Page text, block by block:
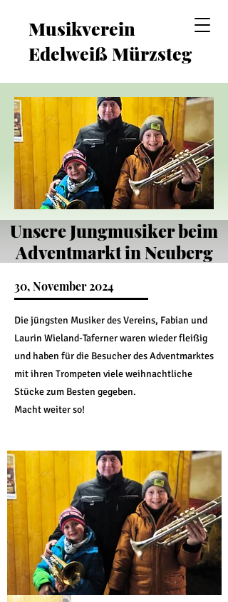
Musikverein
Edelweiß Mürzsteg
Unsere Jungmusiker beim
Adventmarkt in Neuberg
30, November 2024
Die jüngsten Musiker des Vereins, Fabian und
Laurin Wieland-Taferner waren wieder fleißig
und haben für die Besucher des Adventmarktes
mit ihren Trompeten viele weihnachtliche
Stücke zum Besten gegeben.
Macht weiter so!